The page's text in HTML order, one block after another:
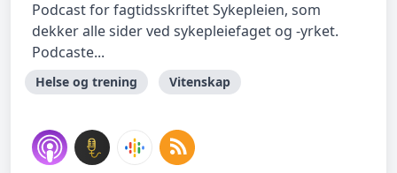
Podcast for fagtidsskriftet Sykepleien, som
dekker alle sider ved sykepleiefaget og -yrket.
Podcaste...
Helse og trening Vitenskap